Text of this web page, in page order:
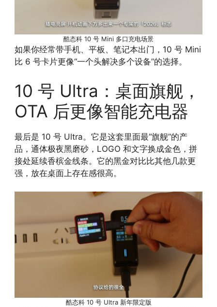
酷态科 10 号 Mini 多口充电场景
如果你经常带手机、平板、笔记本出门，10 号 Mini
比 6 号卡片更像“一个头解决多个设备”的选择。
10 号 Ultra：桌面旗舰，
OTA 后更像智能充电器
最后是 10 号 Ultra。它是这套里面最“旗舰”的产
品，通体极夜黑磨砂，LOGO 和文字换成金色，拼
接处延续香槟金线条。它的黑金对比比其他几款更
强，放在桌面上存在感很高。
酷态科 10 号 Ultra 新年限定版